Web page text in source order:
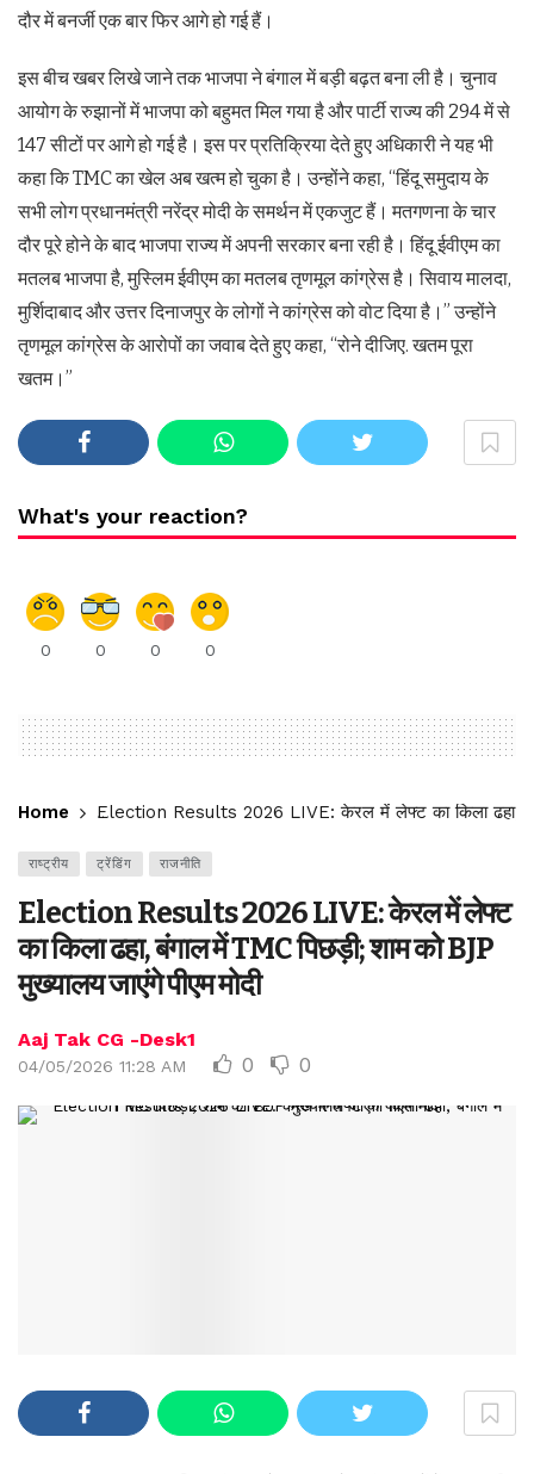
दौर में बनर्जी एक बार फिर आगे हो गई हैं।
इस बीच खबर लिखे जाने तक भाजपा ने बंगाल में बड़ी बढ़त बना ली है। चुनाव
आयोग के रुझानों में भाजपा को बहुमत मिल गया है और पार्टी राज्य की 294 में से
147 सीटों पर आगे हो गई है। इस पर प्रतिक्रिया देते हुए अधिकारी ने यह भी
कहा कि TMC का खेल अब खत्म हो चुका है। उन्होंने कहा, “हिंदू समुदाय के
सभी लोग प्रधानमंत्री नरेंद्र मोदी के समर्थन में एकजुट हैं। मतगणना के चार
दौर पूरे होने के बाद भाजपा राज्य में अपनी सरकार बना रही है। हिंदू ईवीएम का
मतलब भाजपा है, मुस्लिम ईवीएम का मतलब तृणमूल कांग्रेस है। सिवाय मालदा,
मुर्शिदाबाद और उत्तर दिनाजपुर के लोगों ने कांग्रेस को वोट दिया है।” उन्होंने
तृणमूल कांग्रेस के आरोपों का जवाब देते हुए कहा, “रोने दीजिए. खतम पूरा
खतम।”
What's your reaction?
0 0 0 0
Home Election Results 2026 LIVE: केरल में लेफ्ट का किला ढहा,
राष्ट्रीय ट्रेंडिंग राजनीति
Election Results 2026 LIVE: केरल में लेफ्ट
का किला ढहा, बंगाल में TMC पिछड़ी; शाम को BJP
मुख्यालय जाएंगे पीएम मोदी
Aaj Tak CG -Desk1
04/05/2026 11:28 AM 0 0